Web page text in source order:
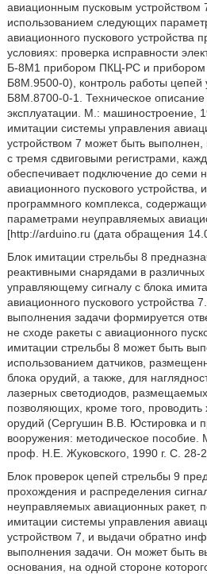
авиационным пусковым устройством
использованием следующих
авиационного пускового устройства
условиях: проверка исправности
Б-8М1 прибором ПКЦ-РС и прибором
Б8М.9500-0), контроль работы цепей
Б8М.8700-0-1. Техническое описание
эксплуатации. М.: машиностроение,
имитации системы управления
устройством 7 может быть
с тремя сдвиговыми регистрами,
обеспечивает подключение до семи
авиационного пускового устройства,
программного комплекса,
параметрами неуправляемых
[http://arduino.ru (дата обращения
Блок имитации стрельбы 8
реактивными снарядами в
управляющему сигналу с блока
авиационного пускового устройства
выполнения задачи формируется
не сходе ракеты с авиационного
имитации стрельбы 8 может быть
использованием датчиков,
блока орудий, а также, для
лазерных светодиодов, размещаемых
позволяющих, кроме того, проводить
орудий (Сергушин В.В. Юстировка и
вооружения: методическое
проф. Н.Е. Жуковского, 1990 г. С. 28-
Блок проверок цепей стрельбы 9
прохождения и распределения
неуправляемых авиационных ракет,
имитации системы управления
устройством 7, и выдачи обратно
выполнения задачи. Он может быть
основания, на одной стороне